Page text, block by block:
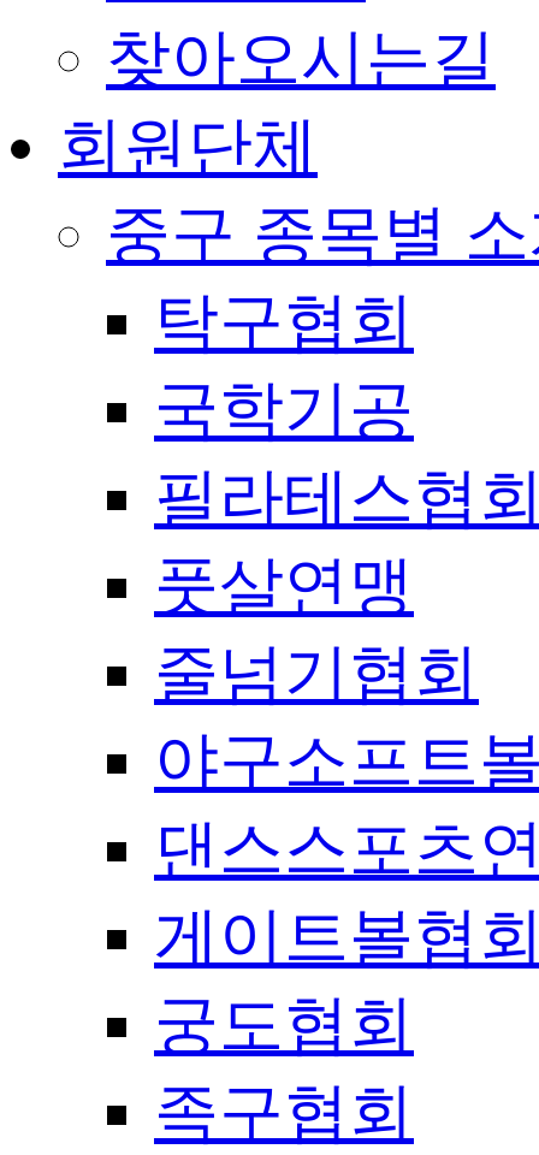
찾아오시는길
회원단체
중구 종목별
탁구협회
국학기공
필라테스협
풋살연맹
줄넘기협회
야구소프트
댄스스포츠
게이트볼협
궁도협회
족구협회